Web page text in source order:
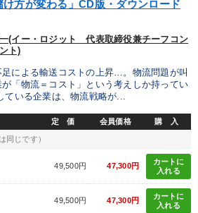
方が変わる」CD版・ダウンロード
(イー・ロジット 代表取締役兼チーフコン
ト)
による輸送コストの上昇…。物流問題が叫
「物流＝コスト」という考えしか持ってい
ている企業は、物流戦略が...
定 価 会員価格 購 入
同じです）
49,500円 47,300円
カートに
入れる
49,500円 47,300円
カートに
入れる